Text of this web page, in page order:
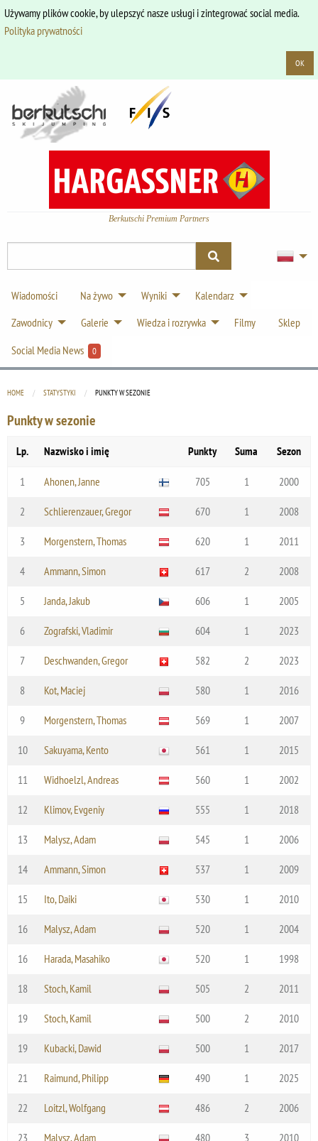
Używamy plików cookie, by ulepszyć nasze usługi i zintegrować social media.
Polityka prywatności
OK
Berkutschi Premium Partners
Wiadomości Na żywo Wyniki
Kalendarz
Zawodnicy
Galerie Wiedza i rozrywka Filmy
Sklep
Social Media News
0
HOME STATYSTYKI CURRENT:
PUNKTY W SEZONIE
Punkty w sezonie
Lp. Nazwisko i imię Punkty Suma Sezon
1 Ahonen, Janne 705 1 2000
2 Schlierenzauer, Gregor 670 1 2008
3 Morgenstern, Thomas 620 1 2011
4 Ammann, Simon 617 2 2008
5 Janda, Jakub 606 1 2005
6 Zografski, Vladimir 604 1 2023
7 Deschwanden, Gregor 582 2 2023
8 Kot, Maciej 580 1 2016
9 Morgenstern, Thomas 569 1 2007
10 Sakuyama, Kento 561 1 2015
11 Widhoelzl, Andreas 560 1 2002
12 Klimov, Evgeniy 555 1 2018
13 Malysz, Adam 545 1 2006
14 Ammann, Simon 537 1 2009
15 Ito, Daiki 530 1 2010
16 Malysz, Adam 520 1 2004
16 Harada, Masahiko 520 1 1998
18 Stoch, Kamil 505 2 2011
19 Stoch, Kamil 500 2 2010
19 Kubacki, Dawid 500 1 2017
21 Raimund, Philipp 490 1 2025
22 Loitzl, Wolfgang 486 2 2006
23 Malysz, Adam 480 3 2010